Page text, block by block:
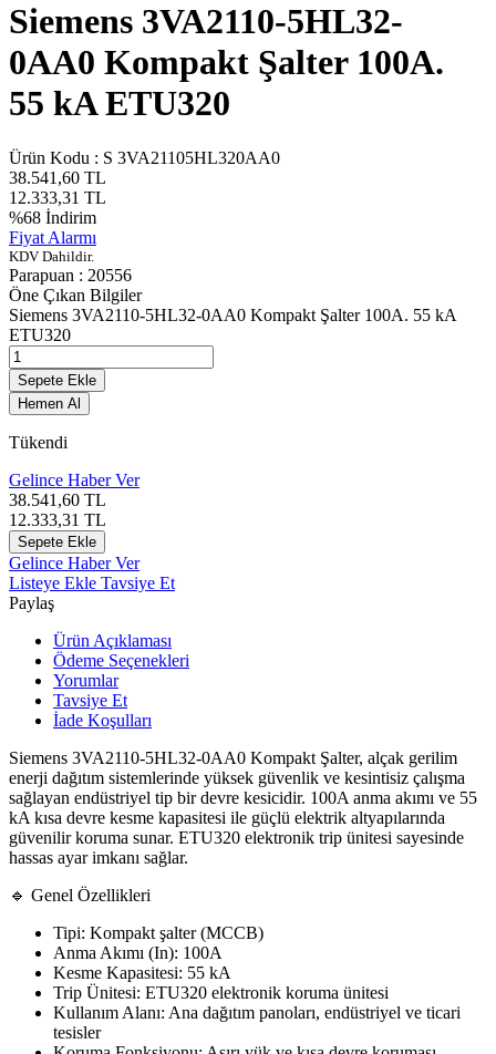
Siemens 3VA2110-5HL32-
0AA0 Kompakt Şalter 100A.
55 kA ETU320
Ürün Kodu : S 3VA21105HL320AA0
38.541,60 TL
12.333,31 TL
%68 İndirim
Fiyat Alarmı
KDV Dahildir.
Parapuan : 20556
Öne Çıkan Bilgiler
Siemens 3VA2110-5HL32-0AA0 Kompakt Şalter 100A. 55 kA
ETU320
Sepete Ekle
Hemen Al
Tükendi
Gelince Haber Ver
38.541,60 TL
12.333,31 TL
Sepete Ekle
Gelince Haber Ver
Listeye Ekle Tavsiye Et
Paylaş
Ürün Açıklaması
Ödeme Seçenekleri
Yorumlar
Tavsiye Et
İade Koşulları
Siemens 3VA2110-5HL32-0AA0 Kompakt Şalter, alçak gerilim
enerji dağıtım sistemlerinde yüksek güvenlik ve kesintisiz çalışma
sağlayan endüstriyel tip bir devre kesicidir. 100A anma akımı ve 55
kA kısa devre kesme kapasitesi ile güçlü elektrik altyapılarında
güvenilir koruma sunar. ETU320 elektronik trip ünitesi sayesinde
hassas ayar imkanı sağlar.
🔹 Genel Özellikleri
Tipi: Kompakt şalter (MCCB)
Anma Akımı (In): 100A
Kesme Kapasitesi: 55 kA
Trip Ünitesi: ETU320 elektronik koruma ünitesi
Kullanım Alanı: Ana dağıtım panoları, endüstriyel ve ticari
tesisler